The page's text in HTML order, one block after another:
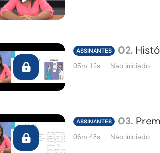
ASSINANTES 02.
05m 12s Não iniciado
ASSINANTES 03.
06m 48s Não iniciado